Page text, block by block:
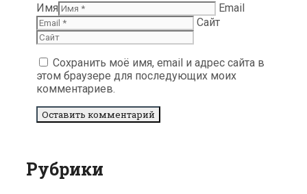
Имя
Email
Сайт
Сохранить моё имя, email и адрес сайта в
этом браузере для последующих моих
комментариев.
Рубрики